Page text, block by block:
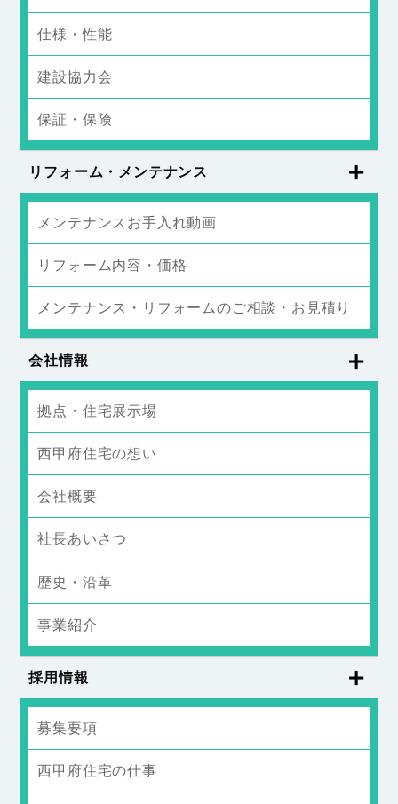
仕様・性能
建設協力会
保証・保険
リフォーム・メンテナンス
メンテナンスお手入れ動画
リフォーム内容・価格
メンテナンス・リフォームのご相談・お見積り
会社情報
拠点・住宅展示場
西甲府住宅の想い
会社概要
社長あいさつ
歴史・沿革
事業紹介
採用情報
募集要項
西甲府住宅の仕事